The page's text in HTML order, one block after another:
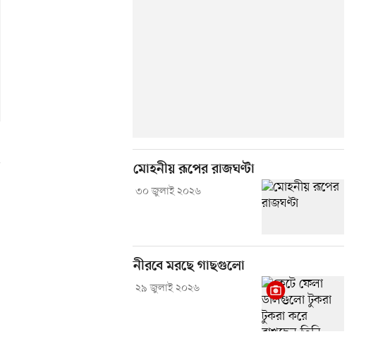
মোহনীয় রূপের রাজঘণ্টা
৩০ জুলাই ২০২৬
নীরবে মরছে গাছগুলো
২৯ জুলাই ২০২৬